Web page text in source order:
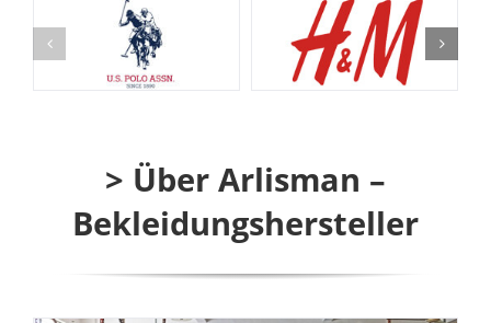
> Über Arlisman –
Bekleidungshersteller